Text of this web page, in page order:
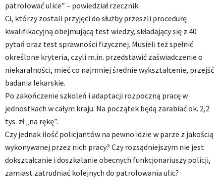
patrolować ulice” – powiedział rzecznik.
Ci, którzy zostali przyjęci do służby przeszli procedurę
kwalifikacyjną obejmującą test wiedzy, składający się z 40
pytań oraz test sprawności fizycznej. Musieli też spełnić
określone kryteria, czyli m.in. przedstawić zaświadczenie o
niekaralności, mieć co najmniej średnie wykształcenie, przejść
badania lekarskie.
Po zakończenie szkoleń i adaptacji rozpoczną pracę w
jednostkach w całym kraju. Na początek będą zarabiać ok. 2,2
tys. zł „na rękę”.
Czy jednak ilość policjantów na pewno idzie w parze z jakością
wykonywanej przez nich pracy? Czy rozsądniejszym nie jest
dokształcanie i doszkalanie obecnych funkcjonariuszy policji,
zamiast zatrudniać kolejnych do patrolowania ulic?